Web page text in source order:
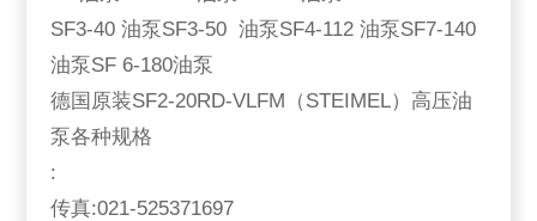
SF3-40 油泵SF3-50 油泵SF4-112 油泵SF7-140
油泵SF 6-180油泵
德国原装SF2-20RD-VLFM（STEIMEL）高压油
泵各种规格
:
传真:021-525371697